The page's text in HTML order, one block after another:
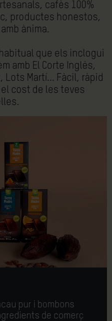
cafès 100%
productes honestos,
ànima.
que els inclogui
amb El Corte Inglés,
Lots Martí... Fàcil, ràpid
cost de les teves
pur i bombons
de comerç